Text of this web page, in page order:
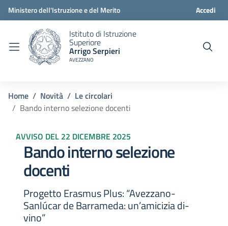
Ministero dell'Istruzione e del Merito Accedi
Istituto di Istruzione
Superiore
Arrigo Serpieri
AVEZZANO
Home Novità
Le circolari
Bando interno selezione docenti
AVVISO DEL 22 DICEMBRE 2025
Bando interno selezione
docenti
Progetto Erasmus Plus: “Avezzano-
Sanlúcar de Barrameda: un’amicizia di-
vino”